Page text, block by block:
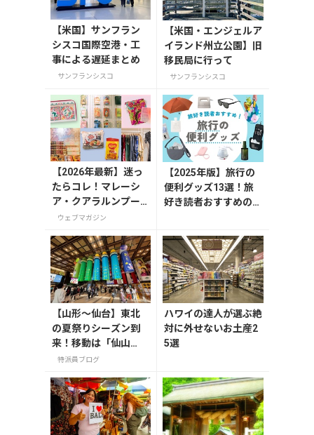
【米国】サンフラン
シスコ国際空港・工
事による遅延まとめ
サンフランシスコ
【米国・エンジェルア
イランド州立公園】旧
移民局に行って
サンフランシスコ
【2026年最新】迷っ
たらコレ！マレーシ
ア・クアラルンプー
ルで絶対買いたいお
ウェブマガジン
【2025年版】旅行の
便利グッズ13選！旅
好き読者おすすめの持
【山形〜仙台】東北
の夏祭りシーズン到
来！移動は「仙山
線」と「高速バス」
特派員ブログ
ハワイの達人が選ぶ絶
対に外せないお土産2
5選